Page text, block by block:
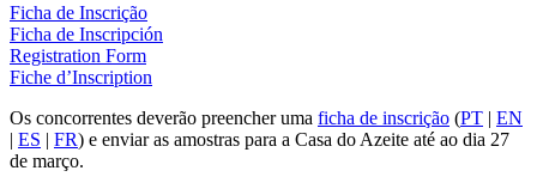
Ficha de Inscrição
Ficha de Inscripción
Registration Form
Fiche d’Inscription
Os concorrentes deverão preencher uma ficha de inscrição (PT | EN
| ES | FR) e enviar as amostras para a Casa do Azeite até ao dia 27
de março.